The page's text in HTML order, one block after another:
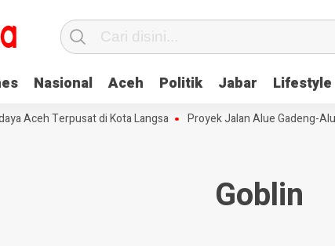
Nasional Aceh Politik Jabar Lifestyle
Aceh Terpusat di Kota Langsa Proyek Jalan Alue Gadeng-
Goblin